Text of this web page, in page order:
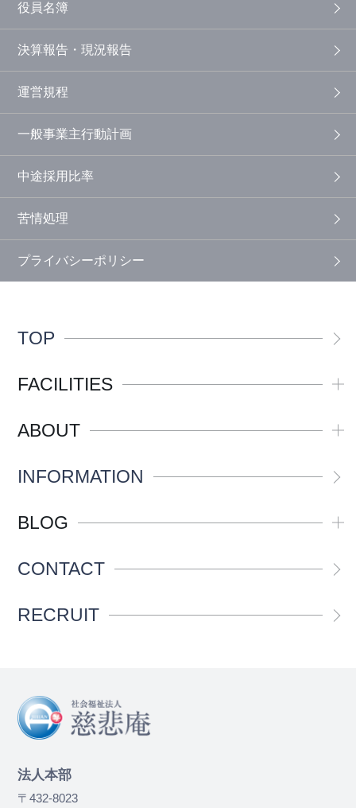
役員名簿
決算報告・現況報告
運営規程
一般事業主行動計画
中途採用比率
苦情処理
プライバシーポリシー
TOP
FACILITIES
ABOUT
INFORMATION
BLOG
CONTACT
RECRUIT
法人本部
〒432-8023